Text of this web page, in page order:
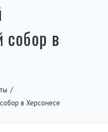
в
в Херсонесе